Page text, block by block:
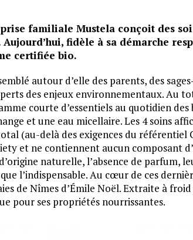
familiale Mustela conçoit des
fidèle à sa démarche
certifiée bio.
autour d’elle des parents, des
des enjeux environnementaux. Au
courte d’essentiels au quotidien des
et une eau micellaire. Les 4 soins
(au-delà des exigences du référentiel
et ne contiennent aucun composant
naturelle, l’absence de parfum,
l’indispensable. Au cœur de ces
de Nîmes d’Émile Noël. Extraite à
pour ses propriétés nourrissantes.